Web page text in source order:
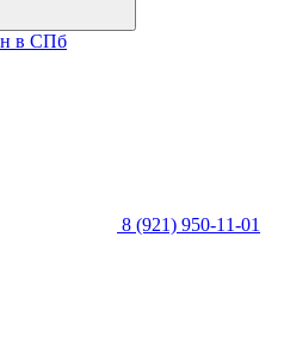
в СПб
8 (921) 950-11-01